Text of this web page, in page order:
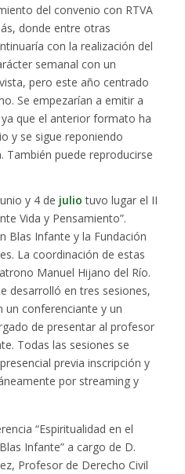
del convenio con RTVA
donde entre otras
con la realización del
semanal con un
pero este año centrado
Se empezarían a emitir a
que el anterior formato ha
y se sigue reponiendo
También puede reproducirse
y 4 de julio tuvo lugar el II
Vida y Pensamiento”.
Blas Infante y la Fundación
La coordinación de estas
Manuel Hijano del Río.
desarrolló en tres sesiones,
un conferenciante y un
de presentar al profesor
Todas las sesiones se
previa inscripción y
por streaming y
“Espiritualidad en el
Infante” a cargo de D.
Profesor de Derecho Civil